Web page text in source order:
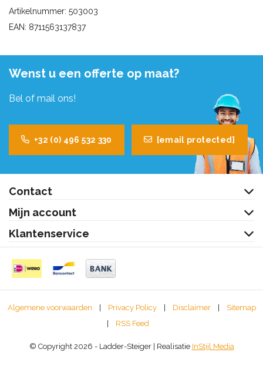
Artikelnummer: 503003
EAN: 8711563137837
Wenst u een offerte op maat?
Bel of mail ons!
+32 (0) 496 532 330 [email protected]
Contact
Mijn account
Klantenservice
Algemene voorwaarden | Privacy Policy | Disclaimer |
Sitemap
|
RSS Feed
© Copyright 2026 - Ladder-Steiger | Realisatie InStijl Media